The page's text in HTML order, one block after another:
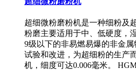
超细微粉磨粉机是一种细粉及
粉磨主要适用于中、低硬度，
9级以下的非易燃易爆的非金
试验和改进，为超细粉的生产
机，细度可达0.006毫米。